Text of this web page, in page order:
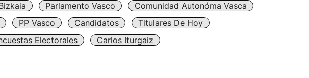
Parlamento Vasco
Comunidad Autonóma Vasca
PP Vasco Candidatos
Titulares De Hoy
Electorales Carlos Iturgaiz